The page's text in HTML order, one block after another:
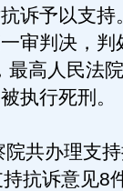
诉予以支持
审判决，判
高人民法
执行死刑。
共办理支持
抗诉意见8